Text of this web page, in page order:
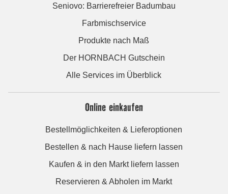
Seniovo: Barrierefreier Badumbau
Farbmischservice
Produkte nach Maß
Der HORNBACH Gutschein
Alle Services im Überblick
Online einkaufen
Bestellmöglichkeiten & Lieferoptionen
Bestellen & nach Hause liefern lassen
Kaufen & in den Markt liefern lassen
Reservieren & Abholen im Markt